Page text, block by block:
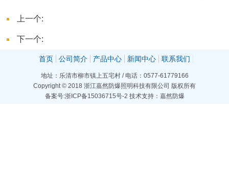
上一个:
下一个:
首页 公司简介 产品中心 新闻中心 联系我们
地址：乐清市柳市镇上五宅村 / 电话：0577-61779166
Copyright © 2018 浙江嘉然防爆照明科技有限公司 版权所有
备案号:浙ICP备15036715号-2 技术支持：嘉然防爆